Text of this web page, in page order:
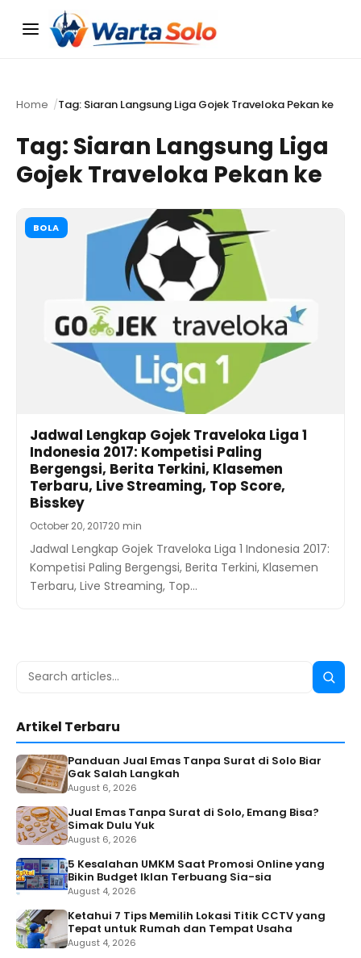
Menu
Home Tag: Siaran Langsung Liga Gojek Traveloka Pekan ke
Tag: Siaran Langsung Liga
Gojek Traveloka Pekan ke
BOLA
Jadwal Lengkap Gojek Traveloka Liga 1
Indonesia 2017: Kompetisi Paling
Bergengsi, Berita Terkini, Klasemen
Terbaru, Live Streaming, Top Score,
Bisskey
October 20, 201720 min
Jadwal Lengkap Gojek Traveloka Liga 1 Indonesia 2017:
Kompetisi Paling Bergengsi, Berita Terkini, Klasemen
Terbaru, Live Streaming, Top…
Search
Search
Artikel Terbaru
Panduan Jual Emas Tanpa Surat di Solo Biar
Gak Salah Langkah
August 6, 2026
Jual Emas Tanpa Surat di Solo, Emang Bisa?
Simak Dulu Yuk
August 6, 2026
5 Kesalahan UMKM Saat Promosi Online yang
Bikin Budget Iklan Terbuang Sia-sia
August 4, 2026
Ketahui 7 Tips Memilih Lokasi Titik CCTV yang
Tepat untuk Rumah dan Tempat Usaha
August 4, 2026